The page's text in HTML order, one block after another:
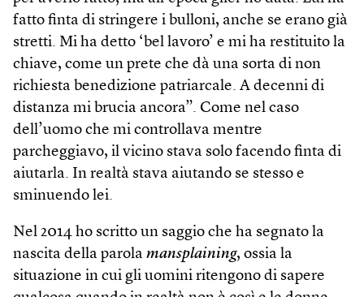
fatto finta di stringere i bulloni, anche se erano già
stretti. Mi ha detto ‘bel lavoro’ e mi ha restituito la
chiave, come un prete che dà una sorta di non
richiesta benedizione patriarcale. A decenni di
distanza mi brucia ancora”. Come nel caso
dell’uomo che mi controllava mentre
parcheggiavo, il vicino stava solo facendo finta di
aiutarla. In realtà stava aiutando se stesso e
sminuendo lei.
Nel 2014 ho scritto un saggio che ha segnato la
nascita della parola mansplaining, ossia la
situazione in cui gli uomini ritengono di sapere